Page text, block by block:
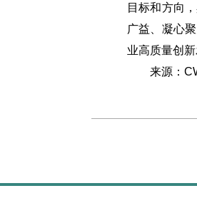
目标和方向
广益、凝心
业高质量创
来源：